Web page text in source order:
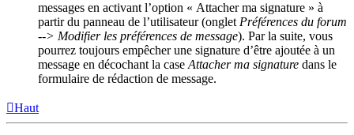
messages en activant l’option « Attacher ma signature » à
partir du panneau de l’utilisateur (onglet Préférences du forum
--> Modifier les préférences de message). Par la suite, vous
pourrez toujours empêcher une signature d’être ajoutée à un
message en décochant la case Attacher ma signature dans le
formulaire de rédaction de message.
Haut